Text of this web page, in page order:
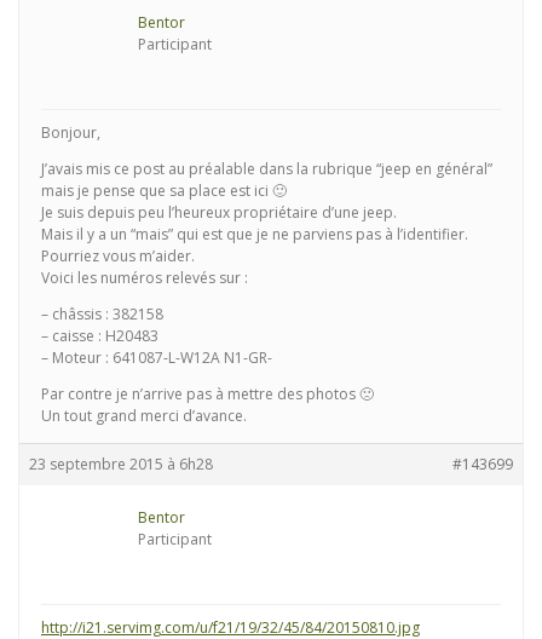
Bentor
Participant
Bonjour,
J’avais mis ce post au préalable dans la rubrique “jeep en général”
mais je pense que sa place est ici 🙂
Je suis depuis peu l’heureux propriétaire d’une jeep.
Mais il y a un “mais” qui est que je ne parviens pas à l’identifier.
Pourriez vous m’aider.
Voici les numéros relevés sur :
– châssis : 382158
– caisse : H20483
– Moteur : 641087-L-W12A N1-GR-
Par contre je n’arrive pas à mettre des photos 🙁
Un tout grand merci d’avance.
23 septembre 2015 à 6h28 #143699
Bentor
Participant
http://i21.servimg.com/u/f21/19/32/45/84/20150810.jpg